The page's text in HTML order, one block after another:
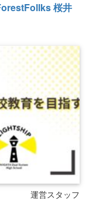
桜井
運営スタッフ